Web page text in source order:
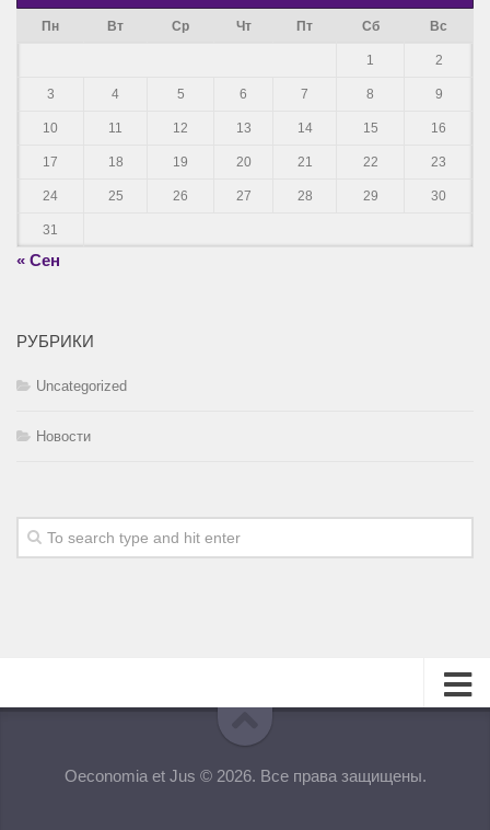
Пн Вт Ср Чт Пт Сб Вс
1 2
3 4 5 6 7 8 9
10 11 12 13 14 15 16
17 18 19 20 21 22 23
24 25 26 27 28 29 30
31
« Сен
РУБРИКИ
Uncategorized
Новости
Редакционная коллегия
Oeconomia et Jus © 2026. Все права защищены.